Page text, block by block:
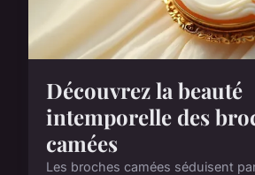
Découvrez la beauté
intemporelle des
camées
Les broches camées séduisent